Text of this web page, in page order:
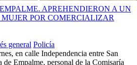
APREHENDIERON A UN
POR COMERCIALIZAR
general Policía
en calle Independencia entre San
Empalme, personal de la Comisaría